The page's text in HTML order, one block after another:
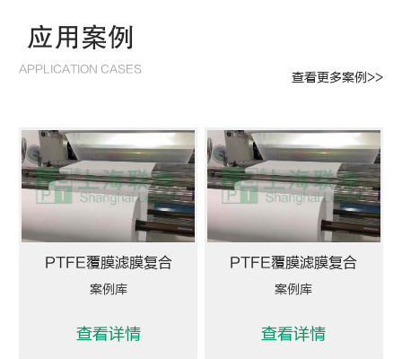
应用案例
APPLICATION CASES
查看更多案例>>
PTFE覆膜滤膜复合
案例库
查看详情
PTFE覆膜滤膜复合
案例库
查看详情